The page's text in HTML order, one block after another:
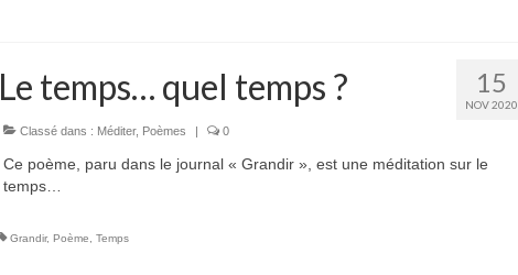
15
NOV 2020
Le temps… quel temps ?
Classé dans : Méditer, Poèmes | 0
Ce poème, paru dans le journal « Grandir », est une méditation sur le
temps…
Grandir, Poème Temps